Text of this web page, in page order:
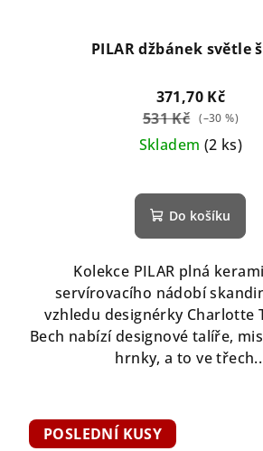
PILAR džbánek světle
371,70 Kč
531 Kč (–30 %)
Skladem (2 ks)
Do košíku
Kolekce PILAR plná
servírovacího nádobí
vzhledu designérky Charlotte
Bech nabízí designové talíře,
hrnky, a to ve
POSLEDNÍ KUSY